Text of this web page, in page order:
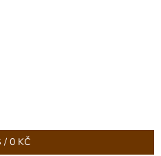
/ 0 KČ